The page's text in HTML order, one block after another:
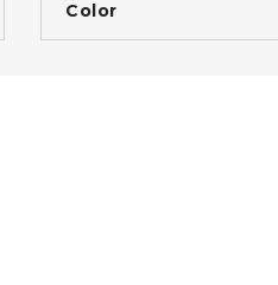
Color